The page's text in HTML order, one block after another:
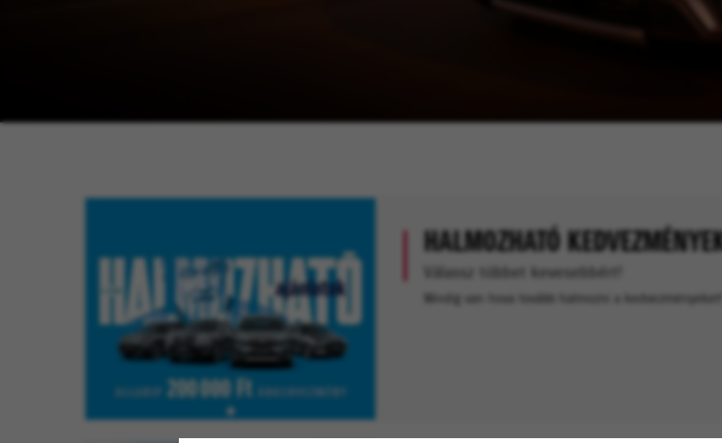
HALMOZHATÓ
Válassz többet kevesebbért!